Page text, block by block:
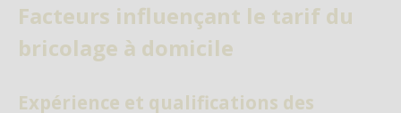
Facteurs influençant le tarif du
bricolage à domicile
Expérience et qualifications des